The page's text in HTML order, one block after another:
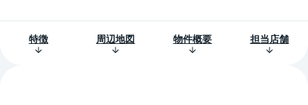
特徴 周辺地図 物件概要 担当店舗